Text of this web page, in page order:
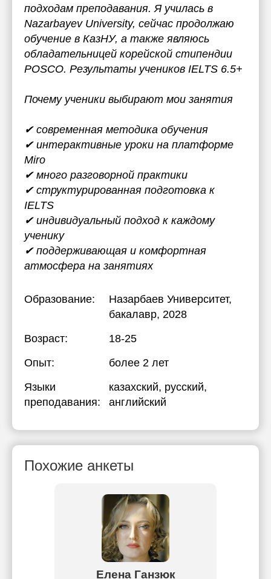
подходам преподавания. Я училась в
Nazarbayev University, сейчас продолжаю
обучение в КазНУ, а также являюсь
обладательницей корейской стипендии
POSCO. Результаты учеников IELTS 6.5+
Почему ученики выбирают мои занятия
✔ современная методика обучения
✔ интерактивные уроки на платформе
Miro
✔ много разговорной практики
✔ структурированная подготовка к
IELTS
✔ индивидуальный подход к каждому
ученику
✔ поддерживающая и комфортная
атмосфера на занятиях
Образование: Назарбаев Университет,
бакалавр, 2028
Возраст:
18-25
Опыт:
более 2 лет
Языки
преподавания:
казахский, русский,
английский
Похожие анкеты
Елена Ганзюк